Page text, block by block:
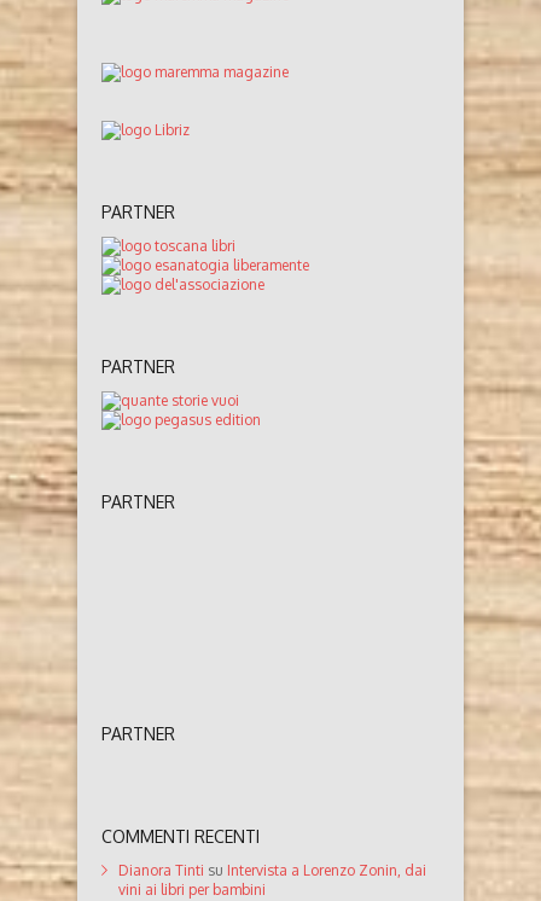
PARTNER
PARTNER
PARTNER
PARTNER
COMMENTI RECENTI
Dianora Tinti su Intervista a Lorenzo Zonin, dai
vini ai libri per bambini